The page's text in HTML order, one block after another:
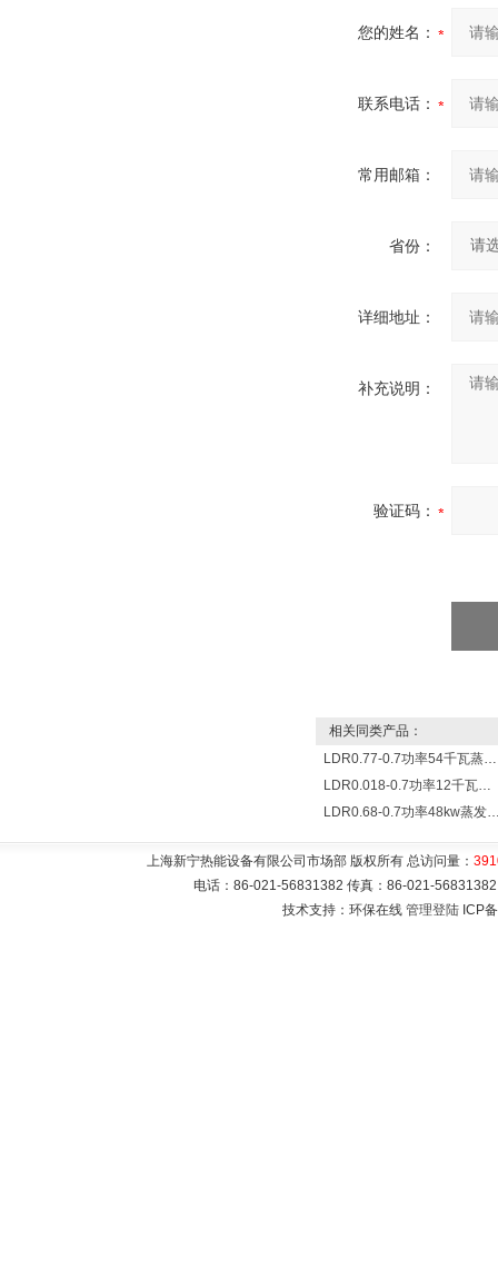
您的姓名：
联系电话：
常用邮箱：
省份：
详细地址：
补充说明：
验证码：
相关同类产品：
LDR0.77-0.7功率54千瓦蒸发量77公斤/小时电热锅炉
LDR0.018-0.7功率12千瓦蒸发量18公斤/小时电蒸汽发锅炉
LDR0.68-0.7功率48kw蒸发量
上海新宁热能设备有限公司市场部 版权所有 总访问量：
电话：86-021-56831382 传真：86-021-
技术支持：环保在线 管理登陆 ICP